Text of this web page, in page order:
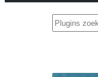
Plugins